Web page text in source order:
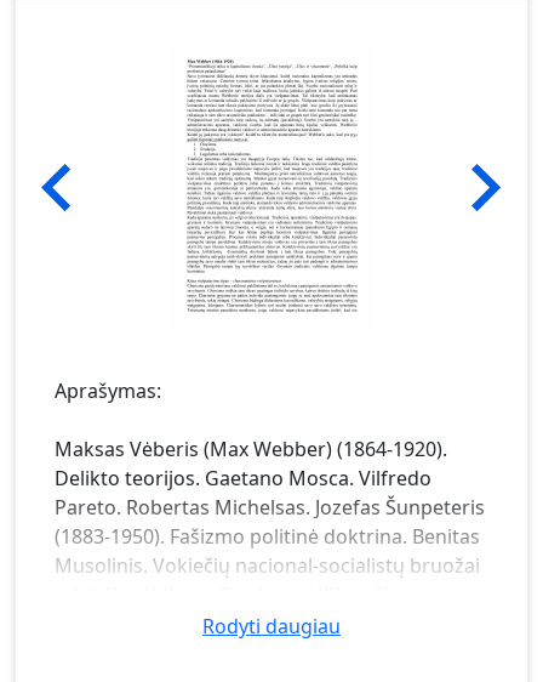
Aprašymas:
Maksas Vėberis (Max Webber) (1864-1920).
Delikto teorijos. Gaetano Mosca. Vilfredo
Pareto. Robertas Michelsas. Jozefas Šunpeteris
(1883-1950). Fašizmo politinė doktrina. Benitas
Musolinis. Vokiečių nacional-socialistų bruožai
filosofai. Herbertas Markūzė (Herbert
Rodyti daugiau